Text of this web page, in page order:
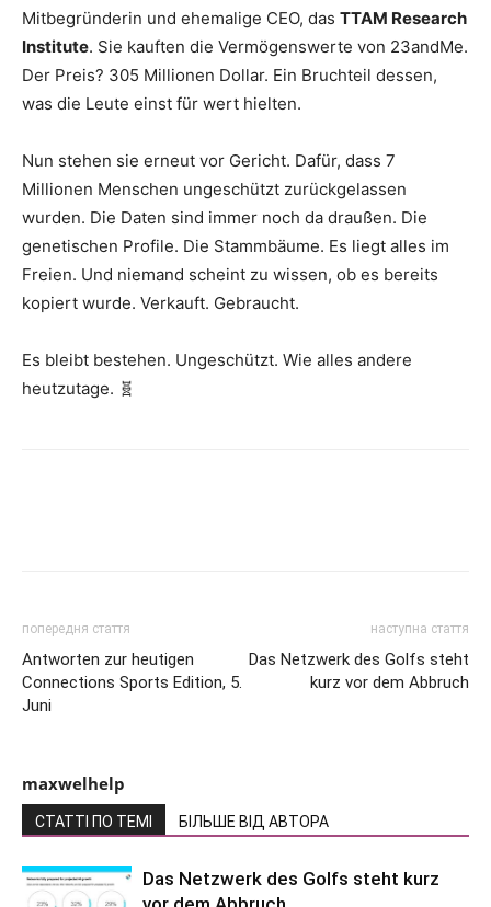
Mitbegründerin und ehemalige CEO, das TTAM Research
Institute. Sie kauften die Vermögenswerte von 23andMe.
Der Preis? 305 Millionen Dollar. Ein Bruchteil dessen,
was die Leute einst für wert hielten.
Nun stehen sie erneut vor Gericht. Dafür, dass 7
Millionen Menschen ungeschützt zurückgelassen
wurden. Die Daten sind immer noch da draußen. Die
genetischen Profile. Die Stammbäume. Es liegt alles im
Freien. Und niemand scheint zu wissen, ob es bereits
kopiert wurde. Verkauft. Gebraucht.
Es bleibt bestehen. Ungeschützt. Wie alles andere
heutzutage. 🧬
попередня стаття
Antworten zur heutigen
Connections Sports Edition, 5.
Juni
наступна стаття
Das Netzwerk des Golfs steht
kurz vor dem Abbruch
maxwelhelp
СТАТТІ ПО ТЕМІ БІЛЬШЕ ВІД АВТОРА
Das Netzwerk des Golfs steht kurz